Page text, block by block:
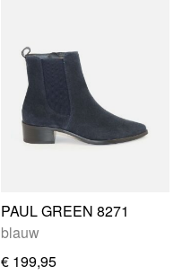
PAUL GREEN 8271
blauw
€ 199,95